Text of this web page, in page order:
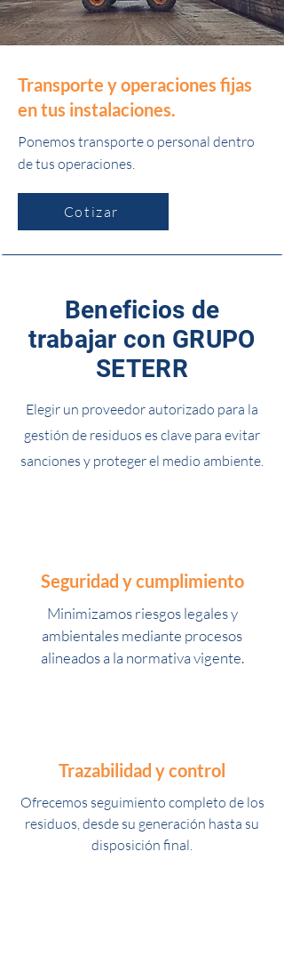
Transporte y operaciones fijas
en tus instalaciones.
Ponemos transporte o personal dentro
de tus operaciones.
Cotizar
Beneficios de
trabajar con GRUPO
SETERR
Elegir un proveedor autorizado para la
gestión de residuos es clave para evitar
sanciones y proteger el medio ambiente.
Seguridad y cumplimiento
Minimizamos riesgos legales y
ambientales mediante procesos
alineados a la normativa vigente.
Trazabilidad y control
Ofrecemos seguimiento completo de los
residuos, desde su generación hasta su
disposición final.